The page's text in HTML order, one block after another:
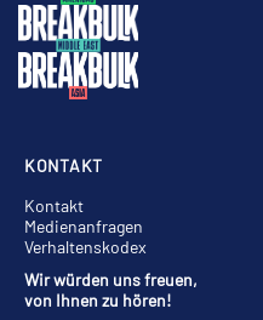
KONTAKT
Kontakt
Medienanfragen
Verhaltenskodex
Wir würden uns freuen,
von Ihnen zu hören!